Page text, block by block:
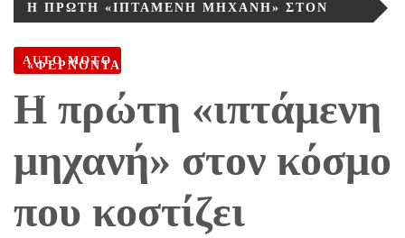
Η ΠΡΏΤΗ «ΙΠΤΆΜΕΝΗ ΜΗΧΑΝΉ» ΣΤΟΝ
«ΦΈΡΝΟΝΤΑΣ ΤΗΝ ΕΠΙΣΤΗΜΟΝΙΚΉ
ΦΑΝΤΑΣΊΑ ΣΤΗ ΖΩΉ»
AUTO MOTO
Η πρώτη «ιπτάμενη
μηχανή» στον κόσμο
που κοστίζει